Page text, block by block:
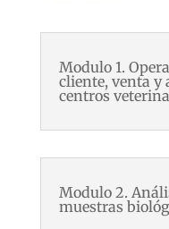
Modulo 1.
cliente, venta y
centros
Modulo 2.
muestras